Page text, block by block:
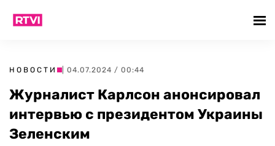
НОВОСТИ | 04.07.2024 / 00:44
Журналист Карлсон анонсировал
интервью с президентом Украины
Зеленским